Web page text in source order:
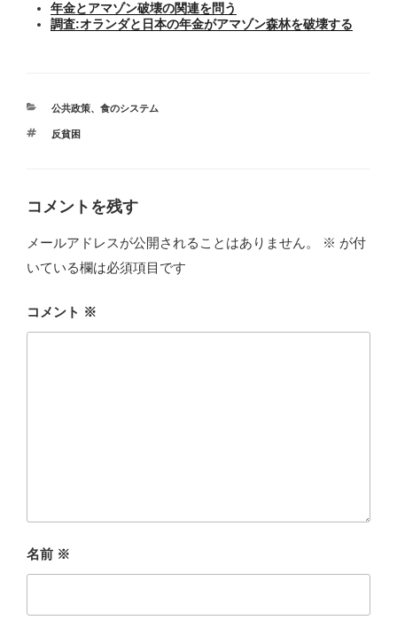
年金とアマゾン破壊の関連を問う
調査:オランダと日本の年金がアマゾン森林を破壊する
カ
ゴ
公共政策、 食のシステム
タ
反貧困
コメントを残す
メールアドレスが公開されることはありません。 ※ が付
いている欄は必須項目です
コメント ※
名前 ※